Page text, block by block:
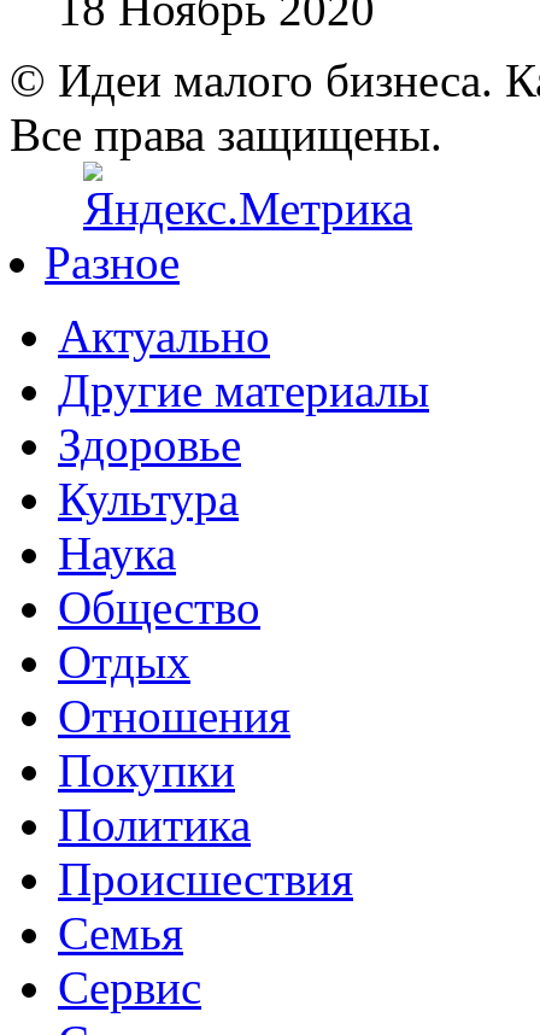
© Идеи малого бизнеса.
Все права защищены.
Разное
Актуально
Другие материалы
Здоровье
Культура
Наука
Общество
Отдых
Отношения
Покупки
Политика
Происшествия
Семья
Сервис